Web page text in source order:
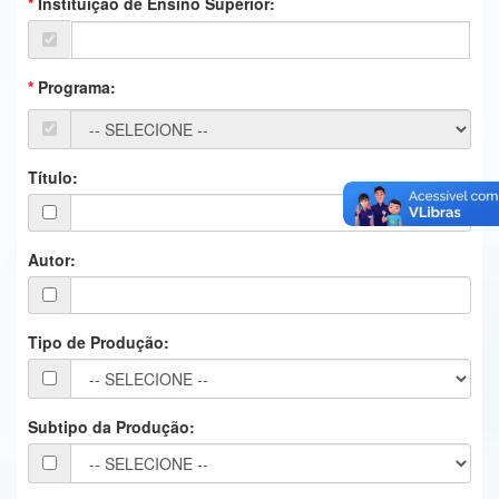
Ministério da Ciência, Tecnologia, Inovações e Comunicações
Ministério do Turismo
Controladoria-Geral da União
Secretaria-Geral
Secretaria de Governo
Gabinete de Segurança Institucional
Advocacia-Geral da União
Banco Central do Brasil
Programa:
Título:
Autor:
Tipo de Produção:
Subtipo da Produção: